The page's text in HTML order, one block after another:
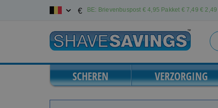
Ga
inhoud
€ BE: Brievenbuspost € 4,95 Pakket € 7,49 €
SCHEREN VERZORGING